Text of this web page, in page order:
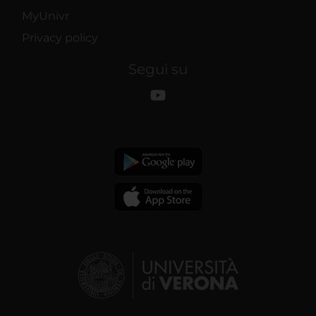
MyUnivr
Privacy policy
Segui su